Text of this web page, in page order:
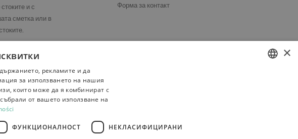
и с
сметка или в
Форма за контакт
×
рекламите и да
за използването на нашия
които може да я комбинират с
от вашето използване на
ФУНКЦИОНАЛНОСТ НЕКЛАСИФИЦИРАНИ